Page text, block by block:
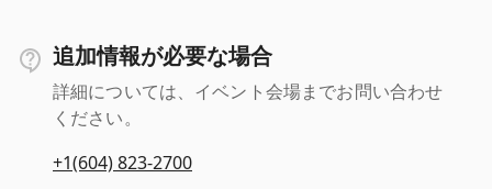
追加情報が必要な場合
詳細については、イベント会場までお問い合わせ
ください。
+1(604) 823-2700